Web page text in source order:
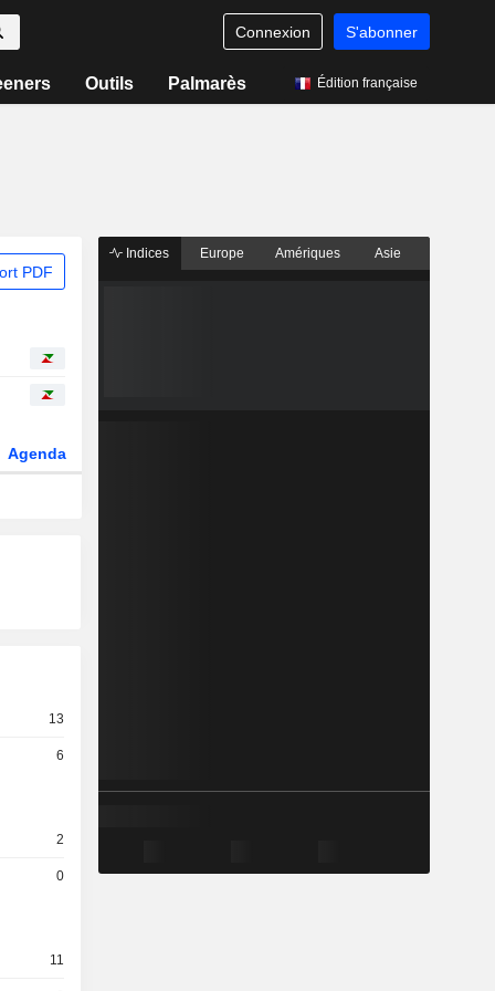
Connexion S'abonner
Outils Palmarès Édition française
PDF
Agenda
13
6
2
0
11
Indices Europe Amériques Asie